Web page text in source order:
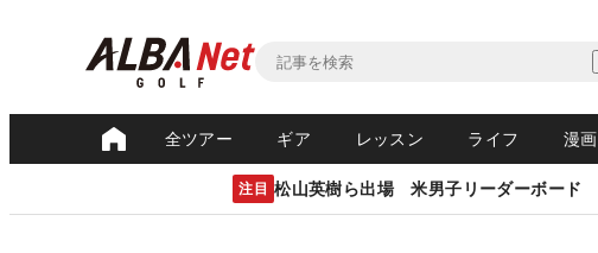
全ツアー ギア レッスン ライフ 漫画
注目 松山英樹ら出場 米男子リーダーボード